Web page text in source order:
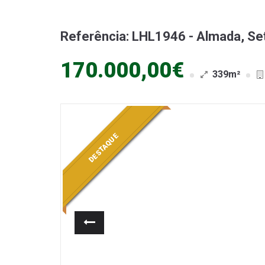
Referência: LHL1946 - Almada,
170.000,00€ 339m²
DESTAQUE
Anterior